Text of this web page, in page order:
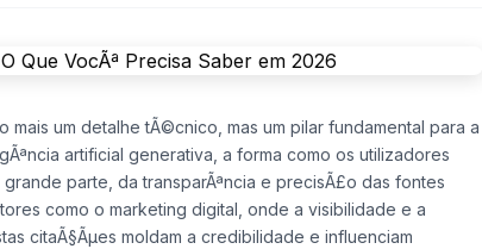
mais um detalhe tÃ©cnico, mas um pilar fundamental para a
artificial generativa, a forma como os utilizadores
parte, da transparÃªncia e precisÃ£o das fontes
como o marketing digital, onde a visibilidade e a
citaÃ§Ãµes moldam a credibilidade e influenciam